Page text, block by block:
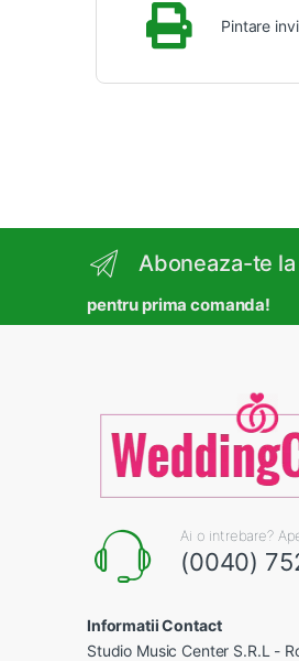
Pintare
Aboneaza-te
pentru prima comanda!
Ai o intrebare?
(0040)
Informatii Contact
Studio Music Center S.R.L -